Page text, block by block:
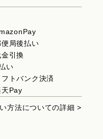
便局後払い
金引換
い
フトバンク決済
天Pay
方法についての詳細 >